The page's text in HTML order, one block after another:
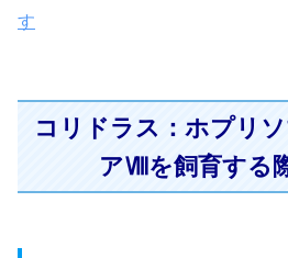
す
コリドラス：ホプリ
アⅧを飼育する